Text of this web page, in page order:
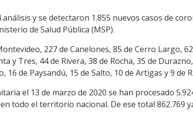
y se detectaron 1.855 nuevos casos de
de Salud Pública (MSP).
227 de Canelones, 85 de Cerro Largo,
y Tres, 44 de Rivera, 38 de Rocha, 35 de
16 de Paysandú, 15 de Salto, 10 de Artigas y 9 de
el 13 de marzo de 2020 se han procesado
todo el territorio nacional. De ese total 862.769